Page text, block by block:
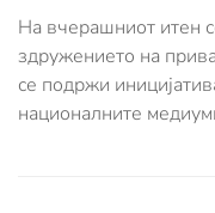
На вчерашниот итен
здружението на
се подржи
националните